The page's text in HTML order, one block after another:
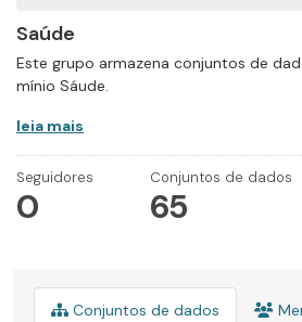
Saúde
Este grupo armazena conjuntos de
mínio Sáude.
leia mais
Seguidores
0
Conjuntos de dados
65
Conjuntos de dados